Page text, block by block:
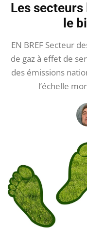
Les
le
EN BREF Secteur
de gaz à effet de
des émissions
l’échelle